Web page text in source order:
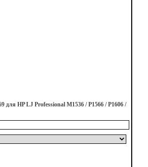
HP LJ Professional M1536 / P1566 / P1606 /